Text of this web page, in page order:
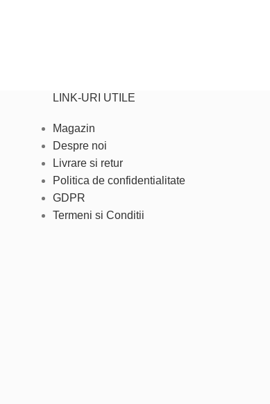
LINK-URI UTILE
Magazin
Despre noi
Livrare si retur
Politica de confidentialitate
GDPR
Termeni si Conditii